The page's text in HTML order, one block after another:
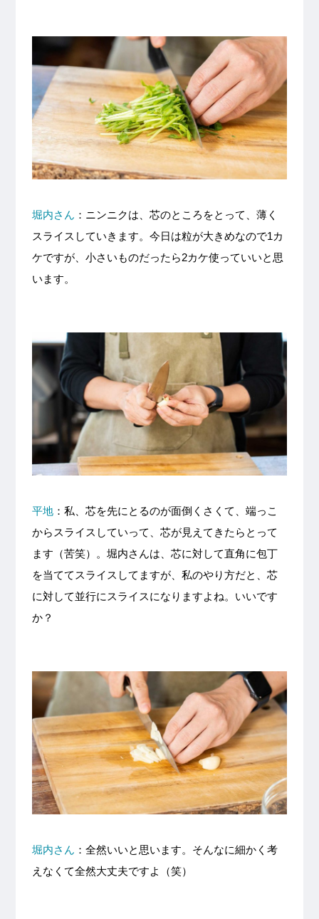
堀内さん ：ニンニクは、芯のところをとって、薄く
スライスしていきます。今日は粒が大きめなので1カ
ケですが、小さいものだったら2カケ使っていいと思
います。
平地：私、芯を先にとるのが面倒くさくて、端っこ
からスライスしていって、芯が見えてきたらとって
ます（苦笑）。堀内さんは、芯に対して直角に包丁
を当ててスライスしてますが、私のやり方だと、芯
に対して並行にスライスになりますよね。いいです
か？
堀内さん ：全然いいと思います。そんなに細かく考
えなくて全然大丈夫ですよ（笑）